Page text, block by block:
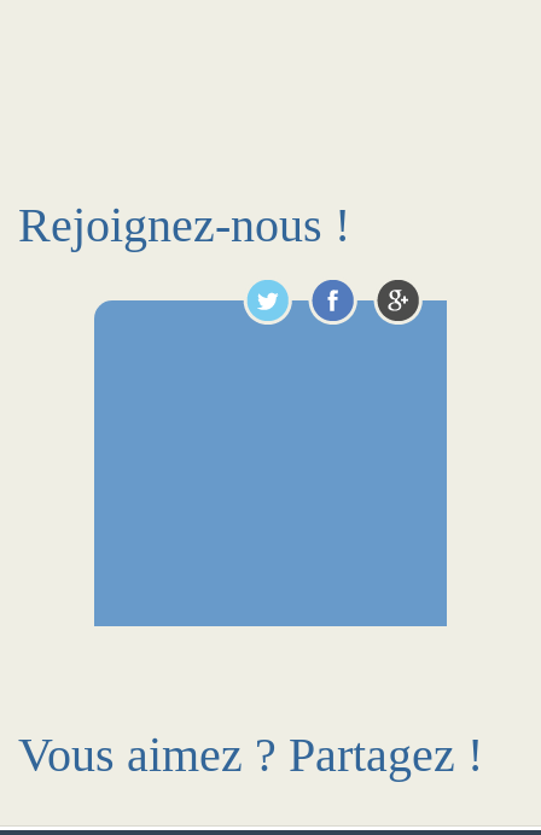
Rejoignez-nous !
Vous aimez ? Partagez !